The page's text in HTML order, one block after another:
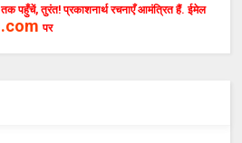
पहुँचें, तुरंत! प्रकाशनार्थ रचनाएँ आमंत्रित हैं. ईमेल
पर